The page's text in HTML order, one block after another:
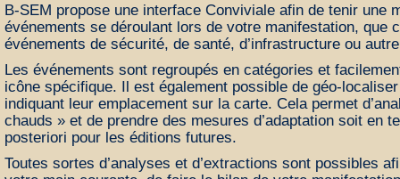
B-SEM propose une interface Conviviale afin de tenir une
événements se déroulant lors de votre manifestation, que
événements de sécurité, de santé, d’infrastructure ou
Les événements sont regroupés en catégories et
icône spécifique. Il est également possible de géo-
indiquant leur emplacement sur la carte. Cela permet
chauds » et de prendre des mesures d’adaptation soit en
posteriori pour les éditions futures.
Toutes sortes d’analyses et d’extractions sont possibles